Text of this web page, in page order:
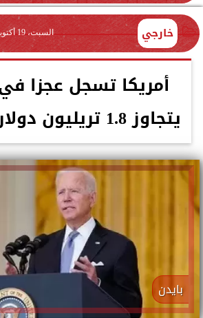
خارجي السبت، 19 أكتوبر 2024
أمريكا تسجل عجزا
يتجاوز 1.8 تريليون دولار خلال 2024
بايدن